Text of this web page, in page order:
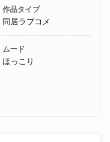
作品タイプ
同居ラブコメ
ムード
ほっこり